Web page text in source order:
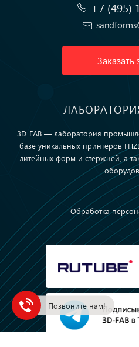
+7 (495)
Заказать
3D-FAB — лаборатория
базе уникальных принтеров
литейных форм и стержней, а
Обработка
Позвоните нам!